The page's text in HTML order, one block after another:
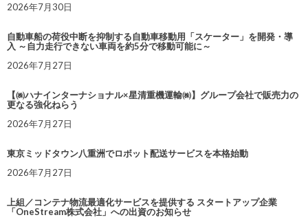
2026年7月30日
自動車船の荷役中断を抑制する自動車移動用「スケーター」を開発・導
入 ～自力走行できない車両を約5分で移動可能に～
2026年7月27日
【㈱ハナインターナショナル×星清重機運輸㈱】グループ会社で販売力の
更なる強化ねらう
2026年7月27日
東京ミッドタウン八重洲でロボット配送サービスを本格始動
2026年7月27日
上組／コンテナ物流最適化サービスを提供する スタートアップ企業
「OneStream株式会社」への出資のお知らせ